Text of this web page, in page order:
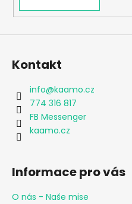
Kontakt
info@kaamo.cz
774 316 817
FB Messenger
kaamo.cz
Informace pro vás
O nás - Naše mise